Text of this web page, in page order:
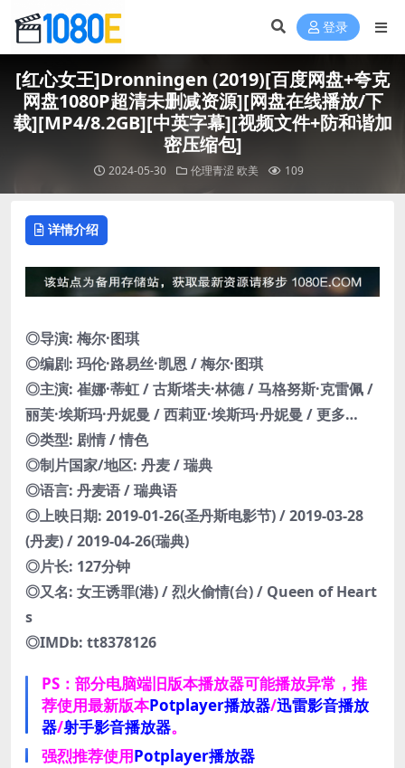
登录
[红心女王]Dronningen (2019)[百度网盘+夸克
网盘1080P超清未删减资源][网盘在线播放/下
载][MP4/8.2GB][中英字幕][视频文件+防和谐加
密压缩包]
2024-05-30 伦理青涩 欧美 109
详情介绍
◎导演: 梅尔·图琪
◎编剧: 玛伦·路易丝·凯恩 / 梅尔·图琪
◎主演: 崔娜·蒂虹 / 古斯塔夫·林德 / 马格努斯·克雷佩 /
丽芙·埃斯玛·丹妮曼 / 西莉亚·埃斯玛·丹妮曼 / 更多…
◎类型: 剧情 / 情色
◎制片国家/地区: 丹麦 / 瑞典
◎语言: 丹麦语 / 瑞典语
◎上映日期: 2019-01-26(圣丹斯电影节) / 2019-03-28
(丹麦) / 2019-04-26(瑞典)
◎片长: 127分钟
◎又名: 女王诱罪(港) / 烈火偷情(台) / Queen of Heart
s
◎IMDb: tt8378126
PS：部分电脑端旧版本播放器可能播放异常，推
荐使用最新版本Potplayer播放器/迅雷影音播放
器/射手影音播放器。
强烈推荐使用Potplayer播放器